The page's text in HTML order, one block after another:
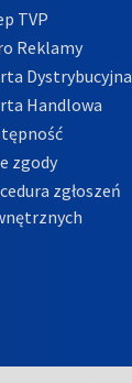
TVP
Reklamy
Dystrybucyjna
Handlowa
zgody
zgłoszeń